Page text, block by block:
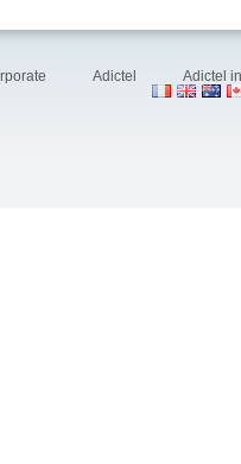
Adictel Adictel